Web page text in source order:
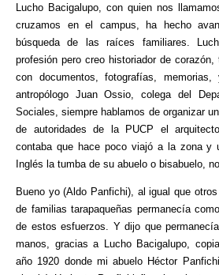
Lucho Bacigalupo, con quien nos
cruzamos en el campus, ha hecho
búsqueda de las raíces familiares.
profesión pero creo historiador de
con documentos, fotografías,
antropólogo Juan Ossio, colega del
Sociales, siempre hablamos de organizar
de autoridades de la PUCP el
contaba que hace poco viajó a la zona y
Inglés la tumba de su abuelo o bisabuelo,
Bueno yo (Aldo Panfichi), al igual que
de familias tarapaqueñas permanecía
de estos esfuerzos. Y dijo que
manos, gracias a Lucho Bacigalupo,
año 1920 donde mi abuelo Héctor